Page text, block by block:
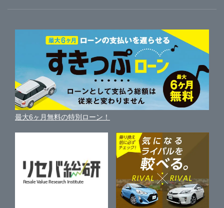
静岡県
三重県
中古車人気ランキング
自動車ローンを調べる
ガリバーの自動車ローン
車買い替えの基礎知識
近くのお店で車を探す
ガリバーの査定が選ばれる理由
車を売る時よくある質問
便利な査定サービス
中古車買取相場（毎月更新）
車の個人売買ガイド
新車・中古車カタログ
車の燃費を調べる
車種別クチコミ
車比較サイト
サイトマップ
サイトの使用条件
利用規約
保険代理店業務に関する基本方針
古物営業法に基づく表示
最大6ヶ月無料の特別ローン！